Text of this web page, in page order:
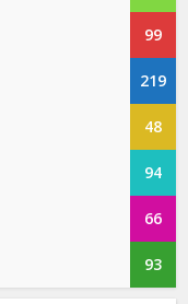
99
219
48
94
66
93